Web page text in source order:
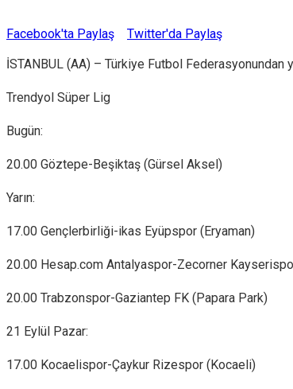
Facebook'ta Paylaş
Twitter'da Paylaş
İSTANBUL (AA) – Türkiye Futbol Federasyonundan
Trendyol Süper Lig
Bugün:
20.00 Göztepe-Beşiktaş (Gürsel Aksel)
Yarın:
17.00 Gençlerbirliği-ikas Eyüpspor (Eryaman)
20.00 Hesap.com Antalyaspor-Zecorner
20.00 Trabzonspor-Gaziantep FK (Papara Park)
21 Eylül Pazar:
17.00 Kocaelispor-Çaykur Rizespor (Kocaeli)